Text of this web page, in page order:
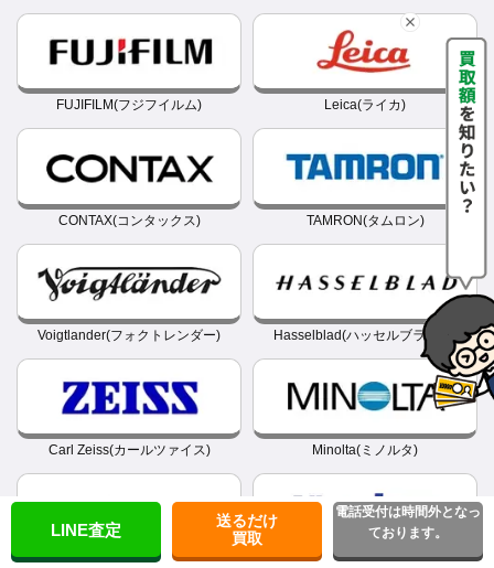
FUJIFILM(フジフイルム) Leica(ライカ)
CONTAX(コンタックス) TAMRON(タムロン)
Voigtlander(フォクトレンダー) Hasselblad(ハッセルブラッド)
Carl Zeiss(カールツァイス) Minolta(ミノルタ)
LINE査定
送るだけ
買取
電話受付は時間外となっ
ております。